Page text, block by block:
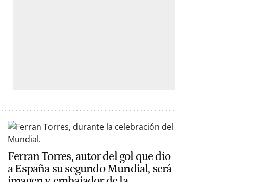
Ferran Torres, autor del gol que dio
a España su segundo Mundial, será